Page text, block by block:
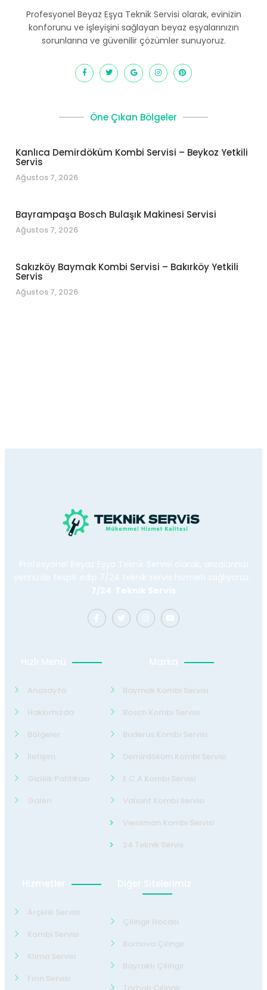
Profesyonel Beyaz Eşya Teknik Servisi olarak, evinizin
konforunu ve işleyişini sağlayan beyaz eşyalarınızın
sorunlarına ve güvenilir çözümler sunuyoruz.
Öne Çıkan Bölgeler
Kanlıca Demirdöküm Kombi Servisi – Beykoz Yetkili
Servis
Ağustos 7, 2026
Bayrampaşa Bosch Bulaşık Makinesi Servisi
Ağustos 7, 2026
Sakızköy Baymak Kombi Servisi – Bakırköy Yetkili
Servis
Ağustos 7, 2026
Profesyonel Beyaz Eşya Teknik Servisi olarak, arızalarınızı
yerinizde tespit edip 7/24 teknik servis hizmeti sağlıyoruz.
7/24 Teknik Servis
Hızlı Menü
Anasayfa
Hakkımızda
Bölgeler
İletişim
Gizlilik Politikası
Galeri
Marka
Baymak Kombi Servisi
Bosch Kombi Servisi
Buderus Kombi Servisi
Demirdöküm Kombi Servisi
E.C.A Kombi Servisi
Valiant Kombi Servisi
Viessman Kombi Servisi
24 Teknik Servis
Hizmetler
Arçelik Servisi
Kombi Servisi
Klima Servisi
Fırın Servisi
Diğer Sitelerimiz
Çilingir Hocası
Bornova Çilingir
Bayraklı Çilingir